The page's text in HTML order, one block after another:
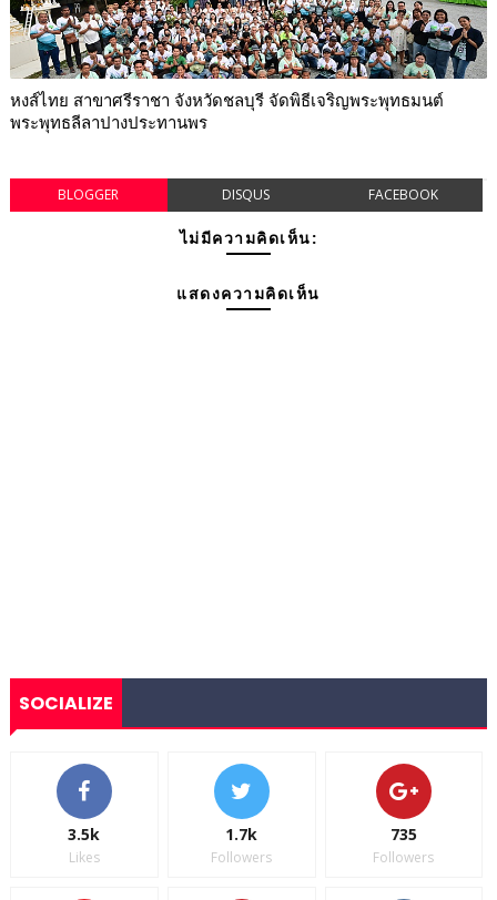
หงส์ไทย สาขาศรีราชา จังหวัดชลบุรี จัดพิธีเจริญพระพุทธมนต์
พระพุทธลีลาปางประทานพร
BLOGGER DISQUS FACEBOOK
ไม่มีความคิดเห็น:
แสดงความคิดเห็น
SOCIALIZE
3.5k
Likes
1.7k
Followers
735
Followers